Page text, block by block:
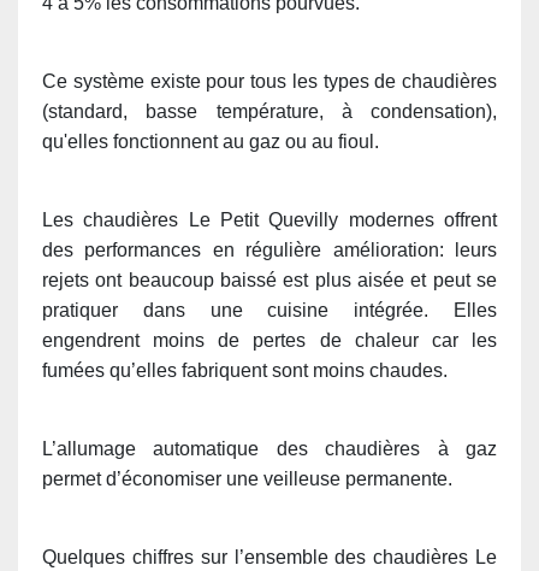
Ce système existe pour tous les types de chaudières
(standard, basse température, à condensation),
qu'elles fonctionnent au gaz ou au fioul.
Les chaudières Le Petit Quevilly modernes offrent
des performances en régulière amélioration: leurs
rejets ont beaucoup baissé est plus aisée et peut se
pratiquer dans une cuisine intégrée. Elles
engendrent moins de pertes de chaleur car les
fumées qu’elles fabriquent sont moins chaudes.
L’allumage automatique des chaudières à gaz
permet d’économiser une veilleuse permanente.
Quelques chiffres sur l’ensemble des chaudières Le